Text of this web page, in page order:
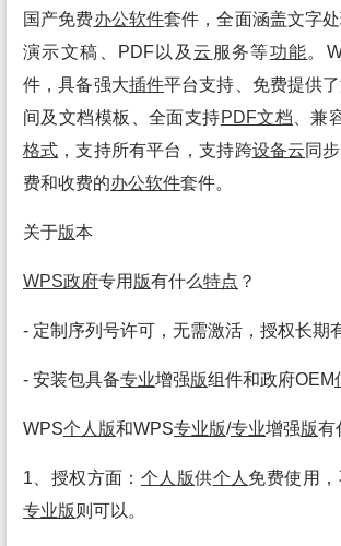
国产免费办公软件套件，全面涵盖文字处
演示文稿、PDF以及云 服务等功能。
件，具备强大插件平台支持、免费提供
间及文档模板、全面支持PDF文档 、兼
格式 ，支持所有平台，支持跨设备云同
费和收费的办公软件套件。
关于版本
WPS政府专用 版有什么特点 ？
- 定制序列号许可，无需激活，授权长期
- 安装包具备专业增强版组件和政府OEM
WPS个人 版和WPS专业版/专业增强版有
1、授权方面： 个人 版供个人 免费使用，
专业版 则可以。